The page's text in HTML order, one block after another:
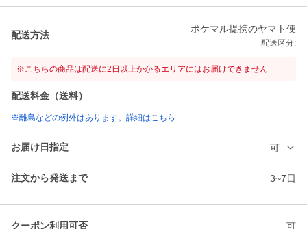
配送方法
ポケマル提携のヤマト便
配送区分:
※こちらの商品は配送に2日以上かかるエリアにはお届けできません
配送料金（送料）
※離島などの例外はあります。詳細はこちら
お届け日指定 可
注文から発送まで 3~7日
クーポン利用可否 可